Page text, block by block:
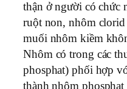
thận ở người có chức
ruột non, nhôm
muối nhôm kiềm
Nhôm có trong các
phosphat) phối hợp
thành nhôm